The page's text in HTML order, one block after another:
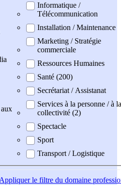
Informatique /
Télécommunication
Installation / Maintenance
Marketing / Stratégie
commerciale
Ressources Humaines
Santé (200)
Secrétariat / Assistanat
Services à la personne / à la
collectivité (2)
Spectacle
Sport
Transport / Logistique
Appliquerle filtre du domaine